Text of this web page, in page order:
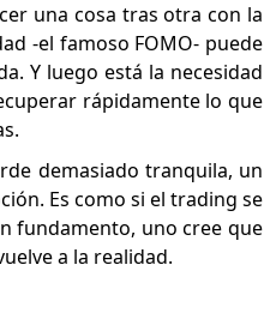
una cosa tras otra con la
-el famoso FOMO- puede
Y luego está la necesidad
rápidamente lo que
demasiado tranquila, un
Es como si el trading se
fundamento, uno cree que
a la realidad.